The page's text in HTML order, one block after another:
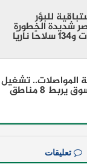
للبؤر
مصرع 4 عناصر شديدة الخطورة
المواصلات.. تشغيل
خط سرفيس جديد بدسوق يربط 8 مناطق
تعليقات